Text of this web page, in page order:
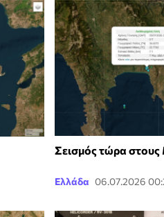
Σεισμός τώρα
Ελλάδα 06.07.2026